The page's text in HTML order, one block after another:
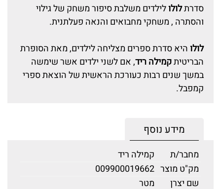
סדרתלולולילדים משלבת סיפור משחק של גילוי
והסתרה , משחקי מחבואים והנאה פעלתנית.
לולוהיא סדרת ספרים מצליחה לילדים, מאת הסופרת
הבריטיתקמילה ריד, אם לשני ילדים אשר שימשה
במשך שנים רבות כעורכת הראשית של הוצאת ספרי
קמפבל.
מידע נוסף
מחבר/ת
קמילה ריד
מק"ט מוצר 009900019662
שם יצרן
מטר